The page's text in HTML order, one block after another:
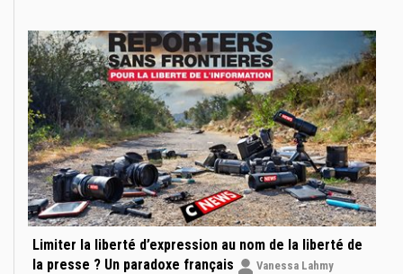
société Caraktère en juin 2003. En
Limiter la liberté d’expression au nom de la liberté de
la presse ? Un paradoxe français
Vanessa Lahmy